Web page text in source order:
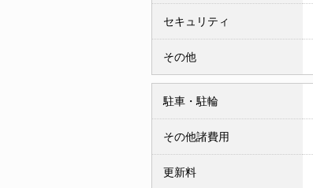
セキュリティ
その他
駐車・駐輪
その他諸費用
更新料